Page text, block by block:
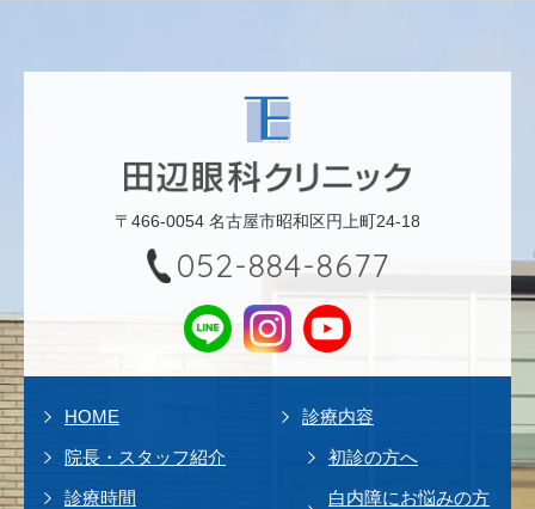
〒466-0054 名古屋市昭和区円上町24-18
052-884-8677
HOME
院長・スタッフ紹介
診療時間
診療内容
初診の方へ
白内障にお悩みの方